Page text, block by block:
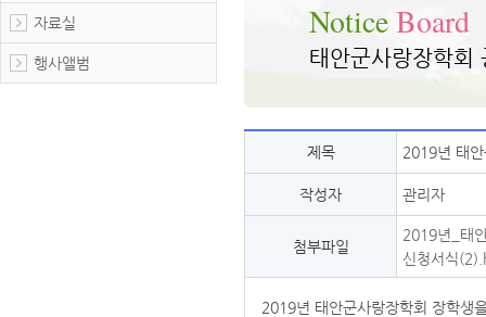
자료실
행사앨범
NoticeBoard
태안군사랑장학회
제목 2019년 태
작성자 관리자
첨부파일
2019년_태
신청서식
2019년 태안군사랑장학회 장학생